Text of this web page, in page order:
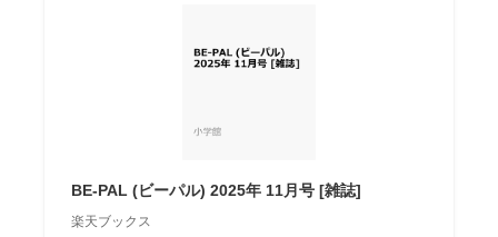
BE-PAL (ビーパル) 2025年 11月号 [雑誌]
楽天ブックス